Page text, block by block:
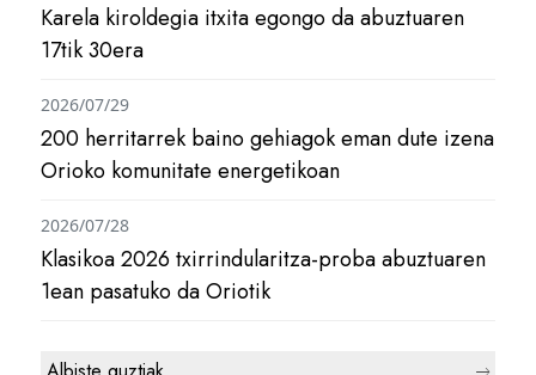
Karela kiroldegia itxita egongo da abuztuaren
17tik 30era
200 herritarrek baino gehiagok eman dute izena
Orioko komunitate energetikoan
2026/07/29
Klasikoa 2026 txirrindularitza-proba abuztuaren
1ean pasatuko da Oriotik
2026/07/28